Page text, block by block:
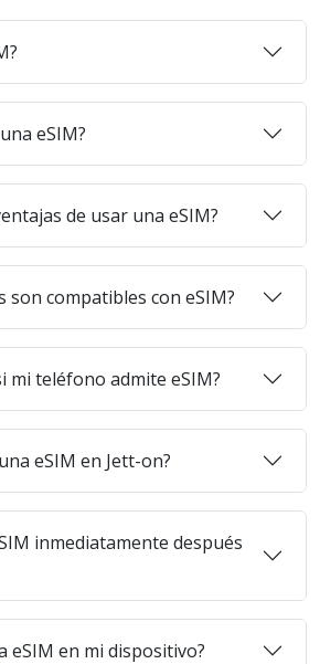
eSIM?
de usar una eSIM?
son compatibles con eSIM?
mi teléfono admite eSIM?
eSIM en Jett-on?
inmediatamente después
eSIM en mi dispositivo?